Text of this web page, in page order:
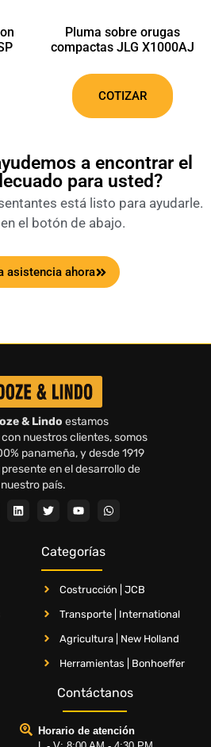
Pluma sobre orugas
compactas JLG X1000AJ
COTIZAR
a encontrar el
para usted?
está listo para ayudarle.
el botón de abajo.
asistencia ahora
& Lindo estamos
nuestros clientes, somos
panameña, y desde 1919
en el desarrollo de
nuestro país.
Categorías
Costrucción | JCB
Transporte | International
Agricultura | New Holland
Herramientas | Bonhoeffer
Contáctanos
Horario de atención